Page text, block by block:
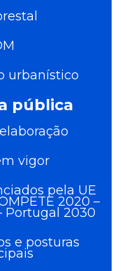
urbanístico
pública
vigor
pela UE
2020 –
Portugal 2030
e posturas